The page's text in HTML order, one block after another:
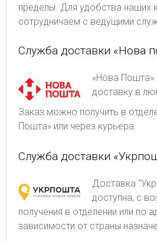
пределы. Для удобства наших
сотрудничаем с ведущими
Служба доставки «Нова
«Нова Пошта»
доставку в
Заказ можно получить в
Пошта» или через курьера.
Служба доставки
Доставка
доступна, с
получения в отделении или по
зависимости от страны